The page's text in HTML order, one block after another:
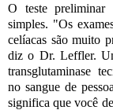
O teste preliminar
simples. "Os
celíacas são muito
diz o Dr. Leffler.
transglutaminase
no sangue de
significa que você